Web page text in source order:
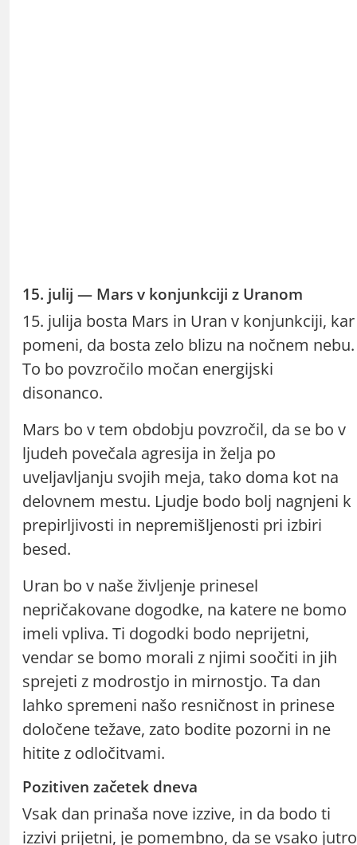
15. julij — Mars v konjunkciji z Uranom
15. julija bosta Mars in Uran v konjunkciji, kar
pomeni, da bosta zelo blizu na nočnem nebu.
To bo povzročilo močan energijski
disonanco.
Mars bo v tem obdobju povzročil, da se bo v
ljudeh povečala agresija in želja po
uveljavljanju svojih meja, tako doma kot na
delovnem mestu. Ljudje bodo bolj nagnjeni k
prepirljivosti in nepremišljenosti pri izbiri
besed.
Uran bo v naše življenje prinesel
nepričakovane dogodke, na katere ne bomo
imeli vpliva. Ti dogodki bodo neprijetni,
vendar se bomo morali z njimi soočiti in jih
sprejeti z modrostjo in mirnostjo. Ta dan
lahko spremeni našo resničnost in prinese
določene težave, zato bodite pozorni in ne
hitite z odločitvami.
Pozitiven začetek dneva
Vsak dan prinaša nove izzive, in da bodo ti
izzivi prijetni, je pomembno, da se vsako jutro